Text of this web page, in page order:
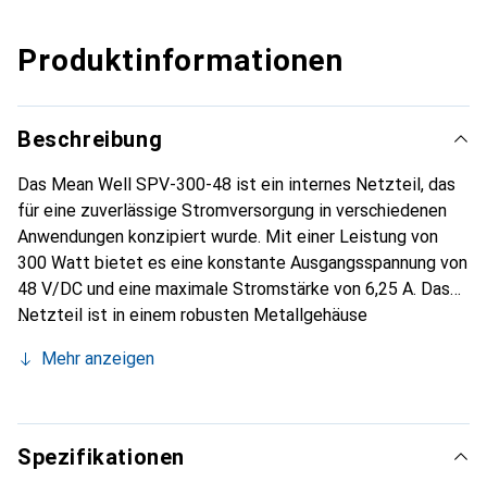
Produktinformationen
Beschreibung
Das Mean Well SPV-300-48 ist ein internes Netzteil, das
für eine zuverlässige Stromversorgung in verschiedenen
Anwendungen konzipiert wurde. Mit einer Leistung von
300 Watt bietet es eine konstante Ausgangsspannung von
48 V/DC und eine maximale Stromstärke von 6,25 A. Das
Netzteil ist in einem robusten Metallgehäuse
einfache und sichere Verbindung ermöglichen. Ein aktiver
während die aktive Kühlung durch einen integrierten Lüfter
die Betriebstemperatur reguliert und die Lebensdauer des
Geräts verlängert. Mit kompakten Abmessungen von 215
Mehr anzeigen
Spezifikationen